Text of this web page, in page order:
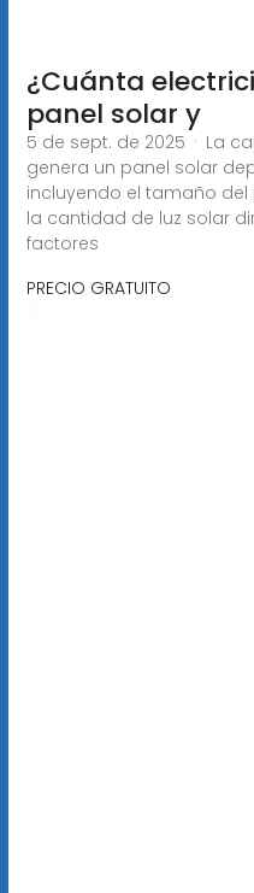
¿Cuánta
panel solar y
5 de sept. de 2025 · La
genera un panel solar
incluyendo el tamaño del
la cantidad de luz solar
factores
PRECIO GRATUITO